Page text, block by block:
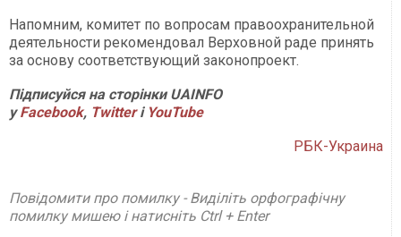
Напомним, комитет по вопросам правоохранительной
деятельности рекомендовал Верховной раде принять
за основу соответствующий законопроект.
Підписуйся на сторінки UAINFO
уFacebook, Twitterі YouTube
РБК-Украина
Повідомити про помилку - Виділіть орфографічну
помилку мишею і натисніть Ctrl + Enter